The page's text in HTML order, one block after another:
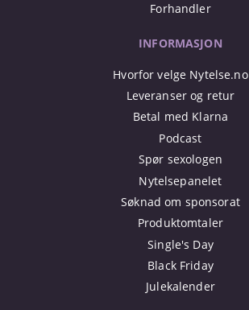
Forhandler
INFORMASJON
Hvorfor velge Nytelse.no
Leveranser og retur
Betal med Klarna
Podcast
Spør sexologen
Nytelsepanelet
Søknad om sponsorat
Produktomtaler
Single's Day
Black Friday
Julekalender